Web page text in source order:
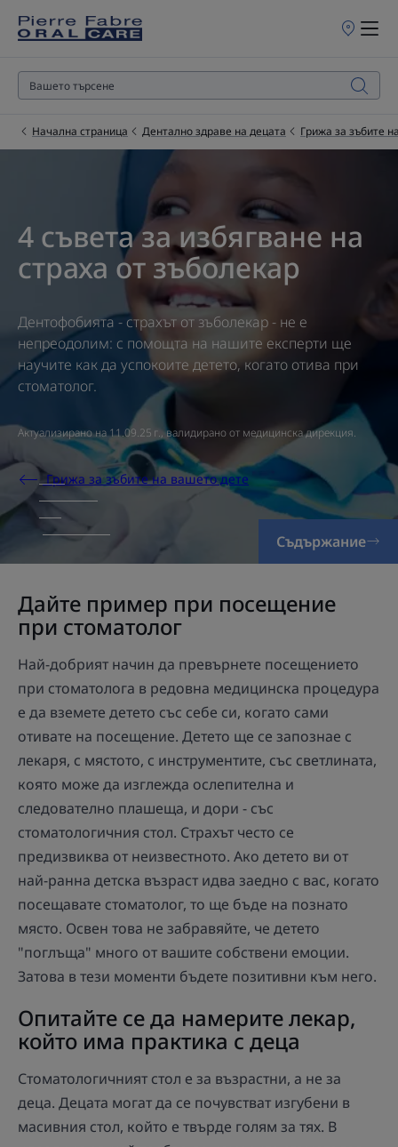
Търговски
продажба
Начална страница Дентално здраве на децата Грижа за зъбите
4 съвета за избягване на
страха от зъболекар
Дентофобията - страхът от зъболекар - не е
непреодолим: с помощта на нашите експерти ще
научите как да успокоите детето, когато отива при
стоматолог.
Актуализирано на11.09.25 г., валидирано от медицинска дирекция.
Грижа за зъбите на вашето дете
Съдържание
Дайте пример при посещение
при стоматолог
Най-добрият начин да превърнете посещението
при стоматолога в редовна медицинска процедура
е да вземете детето със себе си, когато сами
отивате на посещение. Детето ще се запознае с
лекаря, с мястото, с инструментите, със светлината,
която може да изглежда ослепителна и
следователно плашеща, и дори - със
стоматологичния стол. Страхът често се
предизвиква от неизвестното. Ако детето ви от
най-ранна детска възраст идва заедно с вас, когато
посещавате стоматолог, то ще бъде на познато
място. Освен това не забравяйте, че детето
"поглъща" много от вашите собствени емоции.
Затова в тези моменти бъдете позитивни към него.
Опитайте се да намерите лекар,
който има практика с деца
Стоматологичният стол е за възрастни, а не за
деца. Децата могат да се почувстват изгубени в
масивния стол, който е твърде голям за тях. В